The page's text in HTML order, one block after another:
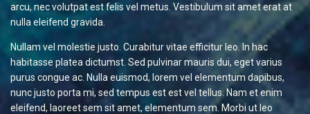
arcu, nec volutpat est felis vel metus. Vestibulum sit amet erat at
nulla eleifend gravida.
Nullam vel molestie justo. Curabitur vitae efficitur leo. In hac
habitasse platea dictumst. Sed pulvinar mauris dui, eget varius
purus congue ac. Nulla euismod, lorem vel elementum dapibus,
nunc justo porta mi, sed tempus est est vel tellus. Nam et enim
eleifend, laoreet sem sit amet, elementum sem. Morbi ut leo